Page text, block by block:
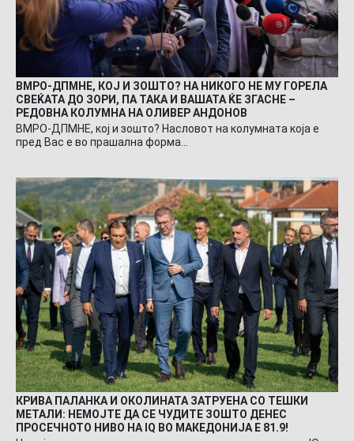
ВМРО-ДПМНЕ, КОЈ И ЗОШТО? НА НИКОГО НЕ МУ ГОРЕЛА
СВЕЌАТА ДО ЗОРИ, ПА ТАКА И ВАШАТА ЌЕ ЗГАСНЕ –
РЕДОВНА КОЛУМНА НА ОЛИВЕР АНДОНОВ
ВМРО-ДПМНЕ, кој и зошто? Насловот на колумната која е
пред Вас е во прашална форма…
КРИВА ПАЛАНКА И ОКОЛИНАТА ЗАТРУЕНА СО ТЕШКИ
МЕТАЛИ: НЕМОЈТЕ ДА СЕ ЧУДИТЕ ЗОШТО ДЕНЕС
ПРОСЕЧНОТО НИВО НА IQ ВО МАКЕДОНИЈА Е 81.9!